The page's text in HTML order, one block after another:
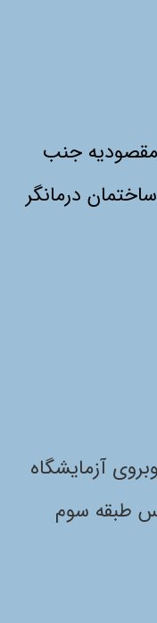
مقصودیه جنب
فست فودی چیستا پلاک 20 ساختمان درمانگر
آزمایشگاه
طبقه سوم